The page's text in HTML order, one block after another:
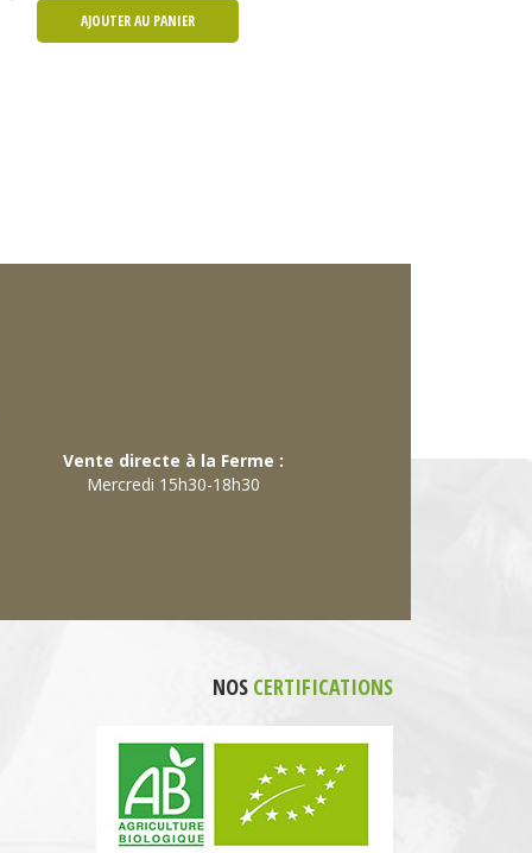
AJOUTER AU PANIER
Vente directe à la Ferme :
Mercredi 15h30-18h30
NOS CERTIFICATIONS